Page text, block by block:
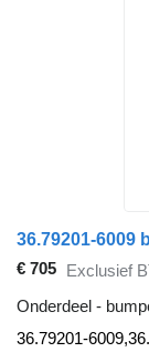
€ 705 Exclusief
Onderdeel -
36.79201-